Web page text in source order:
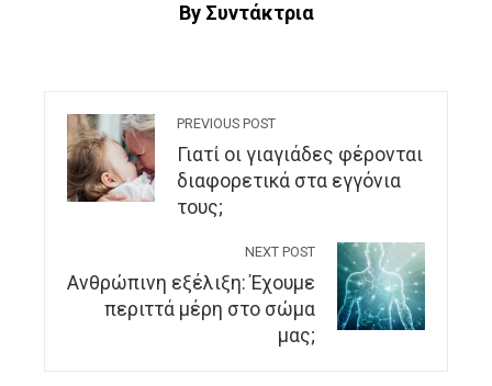
By Συντάκτρια
PREVIOUS POST
Γιατί οι γιαγιάδες φέρονται
διαφορετικά στα εγγόνια
τους;
NEXT POST
Ανθρώπινη εξέλιξη: Έχουμε
περιττά μέρη στο σώμα
μας;